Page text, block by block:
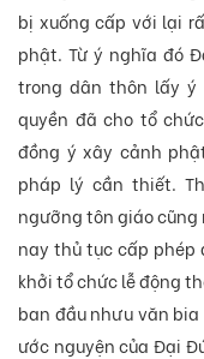
bị xuống cấp với lại
phật. Từ ý nghĩa đó
trong dân thôn lấy ý
quyền đã cho tổ
đồng ý xây cảnh
pháp lý cần thiết.
ngưỡng tôn giáo
nay thủ tục cấp phép
khởi tổ chức lễ động
ban đầu nhưu văn
ước nguyện của Đại